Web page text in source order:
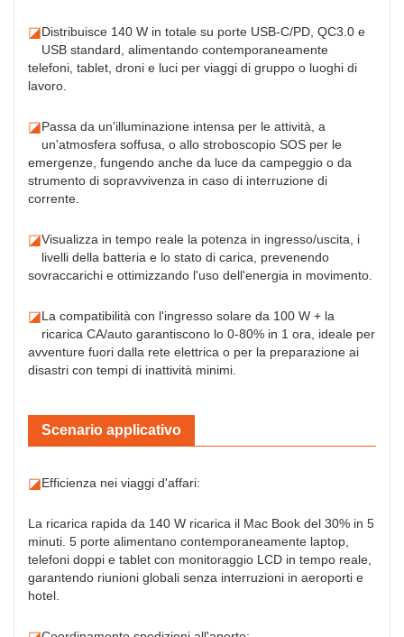
◪Distribuisce 140 W in totale su porte USB-C/PD, QC3.0 e
USB standard, alimentando contemporaneamente
telefoni, tablet, droni e luci per viaggi di gruppo o luoghi di
lavoro.
◪Passa da un'illuminazione intensa per le attività, a
un'atmosfera soffusa, o allo stroboscopio SOS per le
emergenze, fungendo anche da luce da campeggio o da
strumento di sopravvivenza in caso di interruzione di
corrente.
◪Visualizza in tempo reale la potenza in ingresso/uscita, i
livelli della batteria e lo stato di carica, prevenendo
sovraccarichi e ottimizzando l'uso dell'energia in movimento.
◪La compatibilità con l'ingresso solare da 100 W + la
ricarica CA/auto garantiscono lo 0-80% in 1 ora, ideale per
avventure fuori dalla rete elettrica o per la preparazione ai
disastri con tempi di inattività minimi.
Scenario applicativo
◪Efficienza nei viaggi d'affari:
La ricarica rapida da 140 W ricarica il Mac Book del 30% in 5
minuti. 5 porte alimentano contemporaneamente laptop,
telefoni doppi e tablet con monitoraggio LCD in tempo reale,
garantendo riunioni globali senza interruzioni in aeroporti e
hotel.